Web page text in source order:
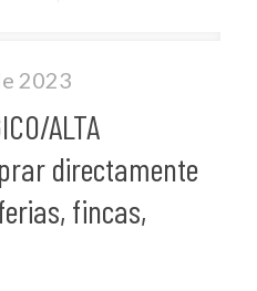
2023
ALTA
directamente
fincas,